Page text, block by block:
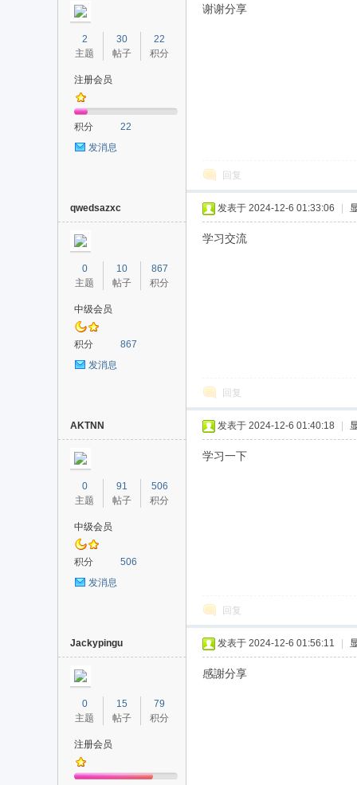
2
主题
30
帖子
22
积分
注册会员
积分
22
发消息
谢谢分享
回复
qwedsazxc
0
主题
10
帖子
867
积分
中级会员
积分
867
发消息
发表于 2024-12-6 01:33:06
学习交流
回复
AKTNN
0
主题
91
帖子
506
积分
中级会员
积分
506
发消息
发表于 2024-12-6 01:40:18
学习一下
回复
Jackypingu
0
主题
15
帖子
79
积分
注册会员
发表于 2024-12-6 01:56:11
感謝分享